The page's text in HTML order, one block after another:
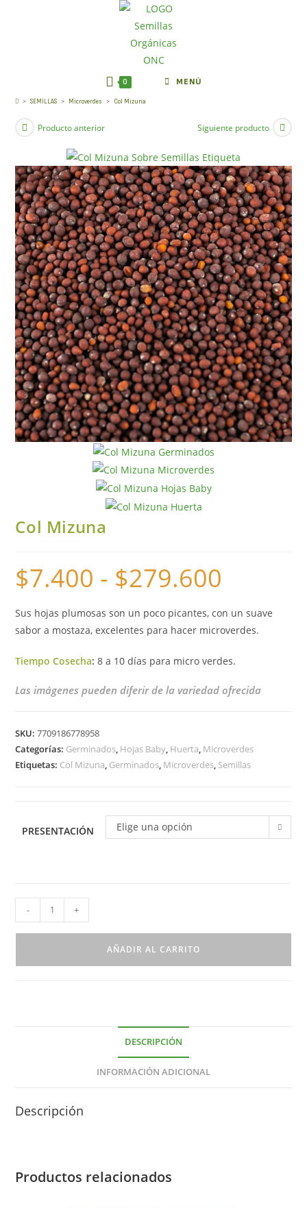
0 MENÚ
> SEMILLAS > Microverdes > Col Mizuna
Producto anterior Siguiente producto
Col Mizuna
$7.400 - $279.600
Sus hojas plumosas son un poco picantes, con un suave
sabor a mostaza, excelentes para hacer microverdes.
Tiempo Cosecha: 8 a 10 días para micro verdes.
Las imágenes pueden diferir de la variedad ofrecida
SKU:7709186778958
Categorías: Germinados, Hojas Baby, Huerta, Microverdes
Etiquetas: Col Mizuna, Germinados, Microverdes, Semillas
PRESENTACIÓN Elige una opción
- +
AÑADIR AL CARRITO
DESCRIPCIÓN
INFORMACIÓN ADICIONAL
Descripción
Productos relacionados